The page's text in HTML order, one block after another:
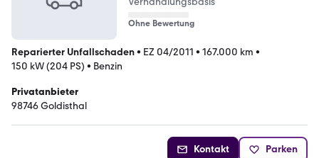
Ohne Bewertung
Reparierter Unfallschaden• EZ 04/2011 • 167.000 km •
150 kW (204 PS) • Benzin
Privatanbieter
98746 Goldisthal
Kontakt Parken